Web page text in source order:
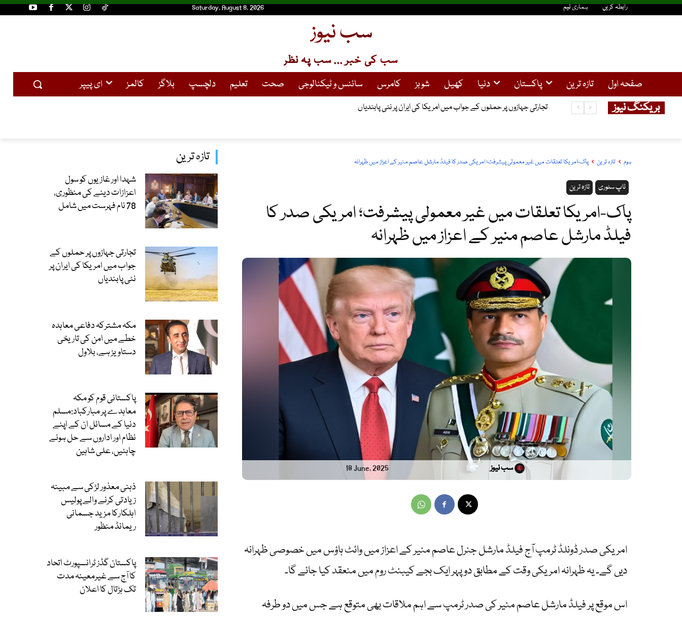
Saturday, August 8, 2026 رابطہ کریں ہماری ٹیم
سب نیوز
سب کی خبر ... سب پہ نظر
صفحہ اول تازہ ترین پاکستان دنیا کھیل شوبز کامرس سائنس و ٹیکنالوجی صحت تعلیم دلچسپ بلاگز کالمز ای پیپر
بریکنگ نیوز تجارتی جہازوں پر حملوں کے جواب میں امریکا کی ایران پر نئی پابندیاں
تازہ ترین
شہدا اور غازیوں کو سول
اعزازات دینے کی منظوری،
78 نام فہرست میں شامل
تجارتی جہازوں پر حملوں کے
جواب میں امریکا کی ایران پر
نئی پابندیاں
مکہ مشترکہ دفاعی معاہدہ
خطے میں امن کی تاریخی
دستاویز ہے، بلاول
پاکستانی قوم کو مکہ
معاہدے پر مبارکباد:مسلم
دنیا کے مسائل ان کے اپنے
نظام اور اداروں سے حل ہونے
چاہئیں، علی شاہین
ذہنی معذور لڑکی سے مبینہ
زیادتی کرنے والے پولیس
اہلکارکا مزید جسمانی
ریمانڈ منظور
پاکستان گڈز ٹرانسپورٹ اتحاد
کا آج سے غیرمعینہ مدت
تک ہڑتال کا اعلان
ہوم تازہ ترین پاک-امریکا تعلقات میں غیر معمولی پیشرفت؛ امریکی صدر کا فیلڈ مارشل عاصم منیر کے اعزاز میں ظہرانہ
تازہ ترین ٹاپ سٹوری
پاک-امریکا تعلقات میں غیر معمولی پیشرفت؛ امریکی صدر کا
فیلڈ مارشل عاصم منیر کے اعزاز میں ظہرانہ
18 June, 2025 سب نیوز
امریکی صدر ڈونلڈ ٹرمپ آج فیلڈ مارشل جنرل عاصم منیر کے اعزاز میں وائٹ ہاؤس میں خصوصی ظہرانہ
دیں گے۔ یہ ظہرانہ امریکی وقت کے مطابق دوپہر ایک بجے کیبنٹ روم میں منعقد کیا جائے گا۔
اس موقع پر فیلڈ مارشل عاصم منیر کی صدر ٹرمپ سے اہم ملاقات بھی متوقع ہے جس میں دو طرفہ